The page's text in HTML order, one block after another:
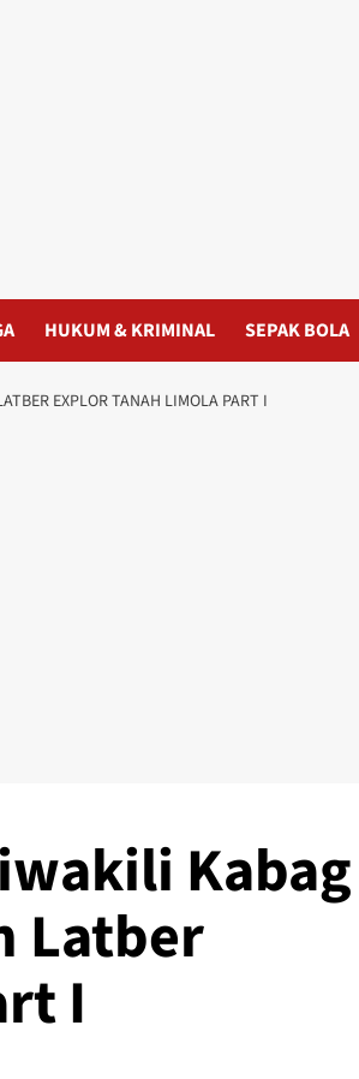
HUKUM & KRIMINAL SEPAK BOLA
EXPLOR TANAH LIMOLA PART I
Kabag
Latber
I